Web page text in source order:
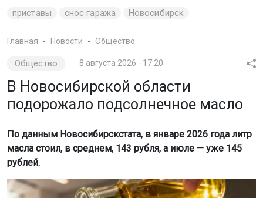
приставы снос гаража Новосибирск
Главная Новости Общество
Общество 8 августа 2026 - 17:20
В Новосибирской области
подорожало подсолнечное масло
По данным Новосибирскстата, в январе 2026 года литр
масла стоил, в среднем, 143 рубля, а июле — уже 145
рублей.